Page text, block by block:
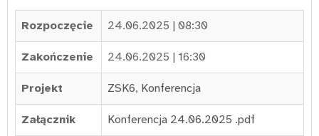
Rozpoczęcie 24.06.2025 | 08:30
Zakończenie 24.06.2025 | 16:30
Projekt ZSK6, Konferencja
Załącznik Konferencja 24.06.2025 .pdf